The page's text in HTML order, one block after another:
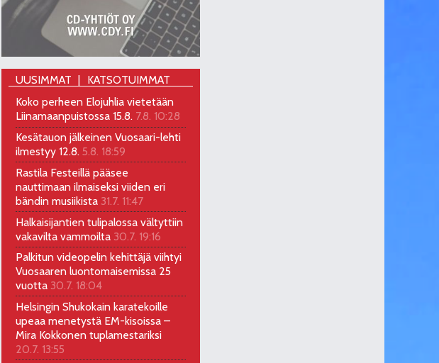
UUSIMMAT
KATSOTUIMMAT
Koko perheen Elojuhlia vietetään
Liinamaanpuistossa 15.8. 7.8. 10:28
Kesätauon jälkeinen Vuosaari-lehti
ilmestyy 12.8. 5.8. 18:59
Rastila Festeillä pääsee
nauttimaan ilmaiseksi viiden eri
bändin musiikista 31.7. 11:47
Halkaisijantien tulipalossa vältyttiin
vakavilta vammoilta 30.7. 19:16
Palkitun videopelin kehittäjä viihtyi
Vuosaaren luontomaisemissa 25
vuotta 30.7. 18:04
Helsingin Shukokain karatekoille
upeaa menetystä EM-kisoissa –
Mira Kokkonen tuplamestariksi
20.7. 13:55